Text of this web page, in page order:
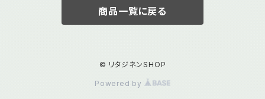
商品一覧に戻る
© リタジネンSHOP
Powered by